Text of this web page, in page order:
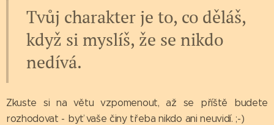
Tvůj charakter je to, co děláš,
když si myslíš, že se nikdo
nedívá.
Zkuste si na větu vzpomenout, až se příště budete
rozhodovat - byť vaše činy třeba nikdo ani neuvidí. ;-)